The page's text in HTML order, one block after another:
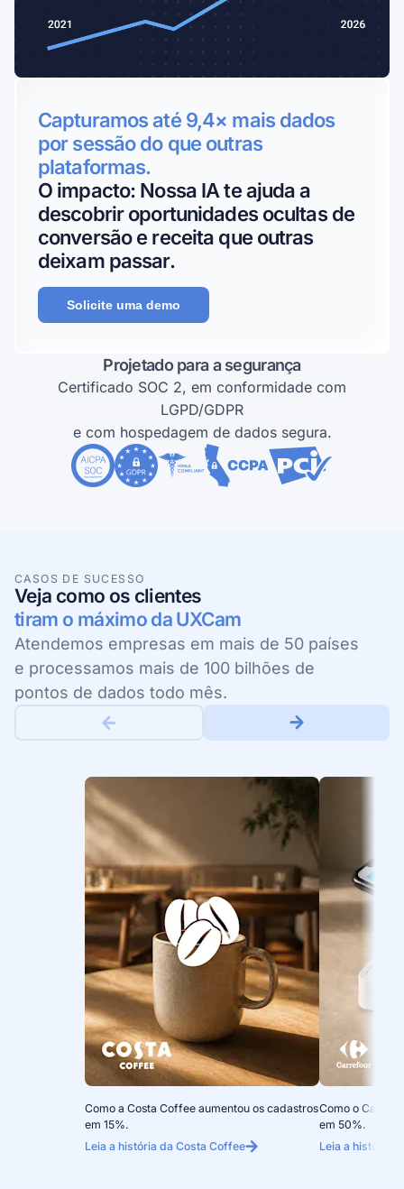
Capturamos até 9,4× mais dados
por sessão do que outras
plataformas.
O impacto: Nossa IA te ajuda a
descobrir oportunidades ocultas de
conversão e receita que outras
deixam passar.
Solicite uma demo
Projetado para a segurança
Certificado SOC 2, em conformidade com
LGPD/GDPR
e com hospedagem de dados segura.
CASOS DE SUCESSO
Veja como os clientes
tiram o máximo da UXCam
Atendemos empresas em mais de 50 países
e processamos mais de 100 bilhões de
pontos de dados todo mês.
Como a Costa Coffee aumentou os cadastros
em 15%.
Leia a história da Costa Coffee
Como o
em 50%.
Leia a história